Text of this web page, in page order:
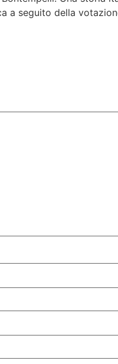
a seguito della